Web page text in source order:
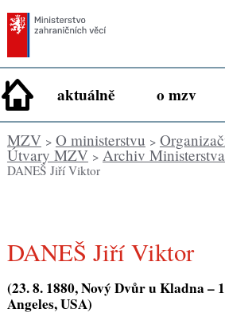
aktuálně o mzv
MZV> O ministerstvu >
Útvary MZV> Archiv
DANEŠ Jiří Viktor
DANEŠ Jiří Viktor
(23. 8. 1880, Nový Dvůr u Kladna –
Angeles, USA)